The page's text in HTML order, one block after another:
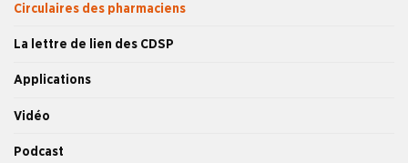
Circulaires des pharmaciens
La lettre de lien des CDSP
Applications
Vidéo
Podcast